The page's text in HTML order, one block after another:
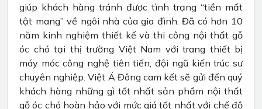
giúp khách hàng tránh được tình trạng “tiền mất
tật mang” về ngôi nhà của gia đình. Đã có hơn 10
năm kinh nghiệm thiết kế và thi công nội thất gỗ
óc chó tại thị trường Việt Nam với trang thiết bị
máy móc công nghệ tiên tiến, đội ngũ kiến trúc sư
chuyên nghiệp. Việt Á Đông cam kết sẽ gửi đến quý
khách hàng những gì tốt nhất sản phẩm nội thất
gỗ óc chó hoàn hảo với mức giá tốt nhất với chế độ